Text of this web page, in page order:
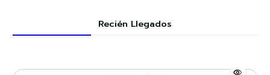
Recién Llegados